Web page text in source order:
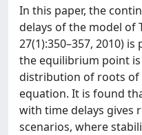
In this paper, the
delays of the model of
27(1):350–357, 2010)
the equilibrium point
distribution of roots of
equation. It is found
with time delays gives
scenarios, where